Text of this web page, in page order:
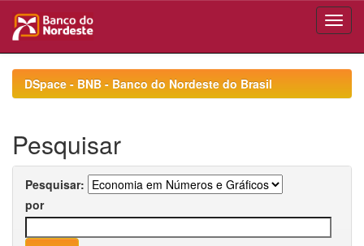
navigationDSpace - BNB - Banco do Nordeste do Brasil
Pesquisar
Pesquisar:
por